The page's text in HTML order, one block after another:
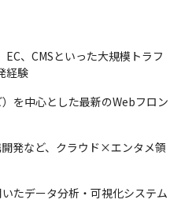
、CMSといった大規模トラフ
経験
を中心とした最新のWebフロン
発など、クラウド×エンタメ領
たデータ分析・可視化システム